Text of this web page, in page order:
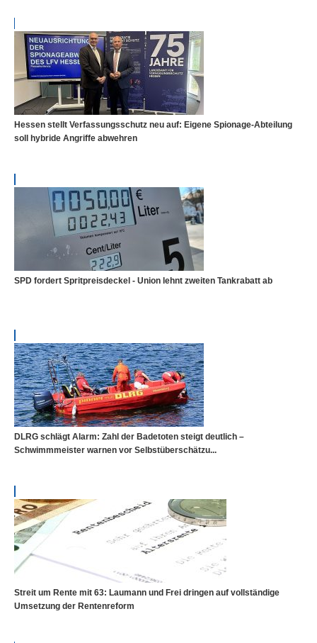
Hessen stellt Verfassungsschutz neu auf: Eigene Spionage-Abteilung
soll hybride Angriffe abwehren
SPD fordert Spritpreisdeckel - Union lehnt zweiten Tankrabatt ab
DLRG schlägt Alarm: Zahl der Badetoten steigt deutlich –
Schwimmmeister warnen vor Selbstüberschätzu...
Streit um Rente mit 63: Laumann und Frei dringen auf vollständige
Umsetzung der Rentenreform